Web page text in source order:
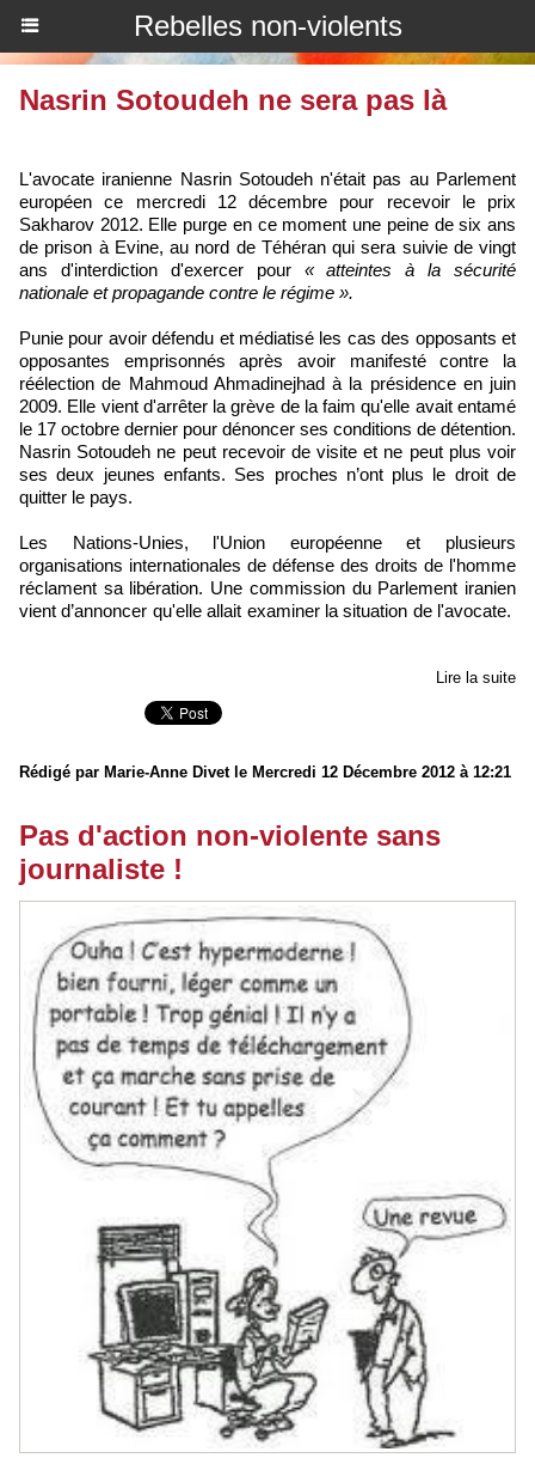
Rebelles non-violents
Nasrin Sotoudeh ne sera pas là
L'avocate iranienne Nasrin Sotoudeh n'était pas au Parlement
européen ce mercredi 12 décembre pour recevoir le prix
Sakharov 2012. Elle purge en ce moment une peine de six ans
de prison à Evine, au nord de Téhéran qui sera suivie de vingt
ans d'interdiction d'exercer pour « atteintes à la sécurité
nationale et propagande contre le régime ».
Punie pour avoir défendu et médiatisé les cas des opposants et
opposantes emprisonnés après avoir manifesté contre la
réélection de Mahmoud Ahmadinejhad à la présidence en juin
2009. Elle vient d'arrêter la grève de la faim qu'elle avait entamé
le 17 octobre dernier pour dénoncer ses conditions de détention.
Nasrin Sotoudeh ne peut recevoir de visite et ne peut plus voir
ses deux jeunes enfants. Ses proches n’ont plus le droit de
quitter le pays.
Les Nations-Unies, l'Union européenne et plusieurs
organisations internationales de défense des droits de l'homme
réclament sa libération. Une commission du Parlement iranien
vient d’annoncer qu'elle allait examiner la situation de l'avocate.
Lire la suite
Rédigé par Marie-Anne Divet le Mercredi 12 Décembre 2012 à 12:21
Pas d'action non-violente sans
journaliste !